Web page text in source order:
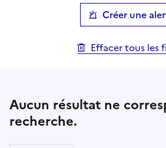
Créer une
Effacer tous les
Aucun résultat ne
recherche.